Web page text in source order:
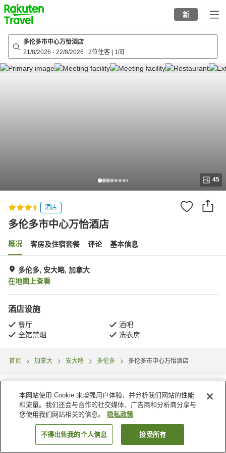
to
top
page
新
多伦多市中心万怡酒店
21/8/2026 - 22/8/2026 2位住客 1间
45
酒店
多伦多市中心万怡酒店
概况 客房及住宿套餐 评论 基本信息
多伦多, 安大略, 加拿大
在地图上查看
酒店设施
餐厅
酒吧
全馆禁烟
洗衣房
首页 加拿大 安大略 多伦多 多伦多市中心万怡酒店
搜索客房
本网站使用 Cookie 来增强用户体验，并分析我们网站的性能
和流量。我们还会与合作的社交媒体、广告商和分析商分享与
您使用我们网站相关的信息。
隐私政策
不得出售我的个人信息 接受所有